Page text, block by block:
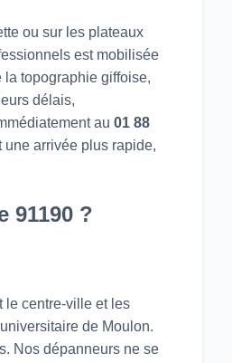
ou sur les plateaux
est mobilisée
topographie giffoise,
délais,
au 01 88
arrivée plus rapide,
91190 ?
le centre-ville et les
de Moulon.
Nos dépanneurs ne se